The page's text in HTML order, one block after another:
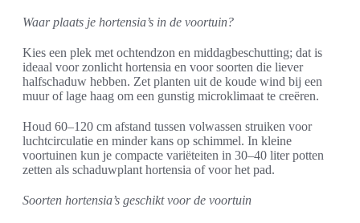
Waar plaats je hortensia’s in de voortuin?
Kies een plek met ochtendzon en middagbeschutting; dat is
ideaal voor zonlicht hortensia en voor soorten die liever
halfschaduw hebben. Zet planten uit de koude wind bij een
muur of lage haag om een gunstig microklimaat te creëren.
Houd 60–120 cm afstand tussen volwassen struiken voor
luchtcirculatie en minder kans op schimmel. In kleine
voortuinen kun je compacte variëteiten in 30–40 liter potten
zetten als schaduwplant hortensia of voor het pad.
Soorten hortensia’s geschikt voor de voortuin